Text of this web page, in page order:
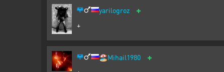
yarilogroz +
+
🏖️Mihail1980 +